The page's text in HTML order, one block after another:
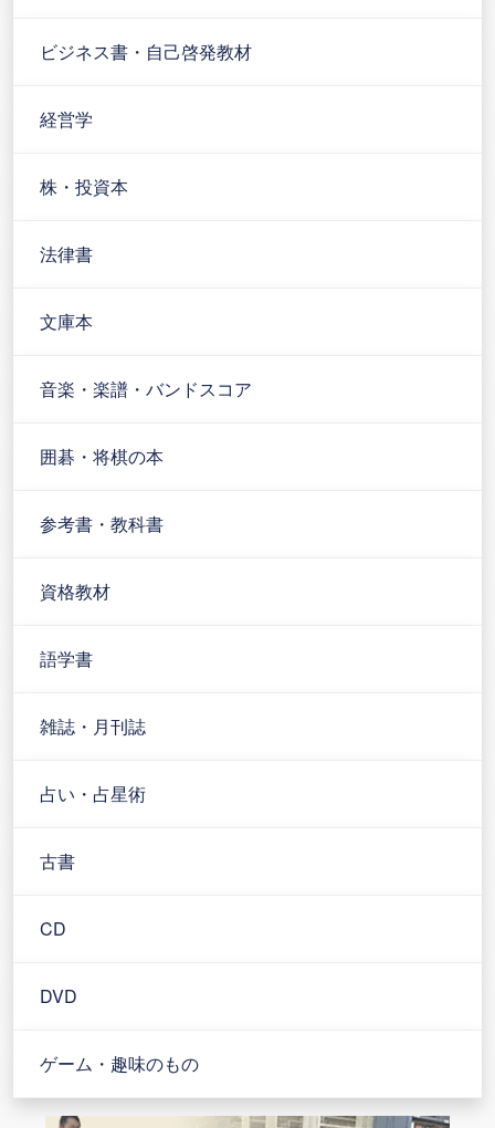
ビジネス書・自己啓発教材
経営学
株・投資本
法律書
文庫本
音楽・楽譜・バンドスコア
囲碁・将棋の本
参考書・教科書
資格教材
語学書
雑誌・月刊誌
占い・占星術
古書
CD
DVD
ゲーム・趣味のもの